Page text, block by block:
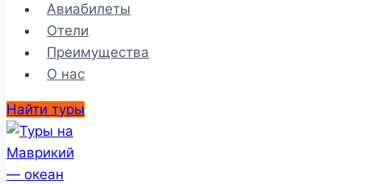
Авиабилеты
Отели
Преимущества
О нас
Найти туры